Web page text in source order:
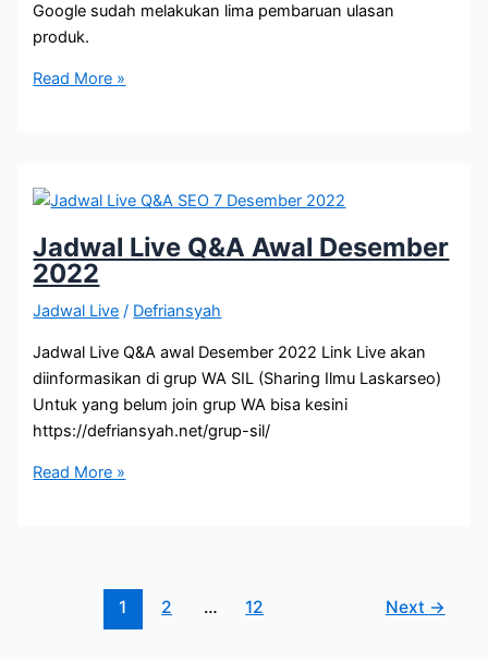
Google sudah melakukan lima pembaruan ulasan
produk.
Tips
Read More »
Jadwal Live Q&A Awal Desember
2022
Jadwal Live / Defriansyah
Jadwal Live Q&A awal Desember 2022 Link Live akan
diinformasikan di grup WA SIL (Sharing Ilmu Laskarseo)
Untuk yang belum join grup WA bisa kesini
https://defriansyah.net/grup-sil/
Jadwal
Read More »
1 2 … 12 Next →